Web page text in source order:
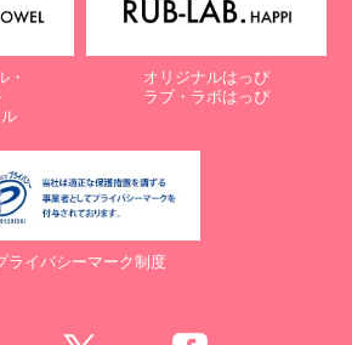
・
オリジナルはっぴ
ラブ・ラボはっぴ
ライバシーマーク制度